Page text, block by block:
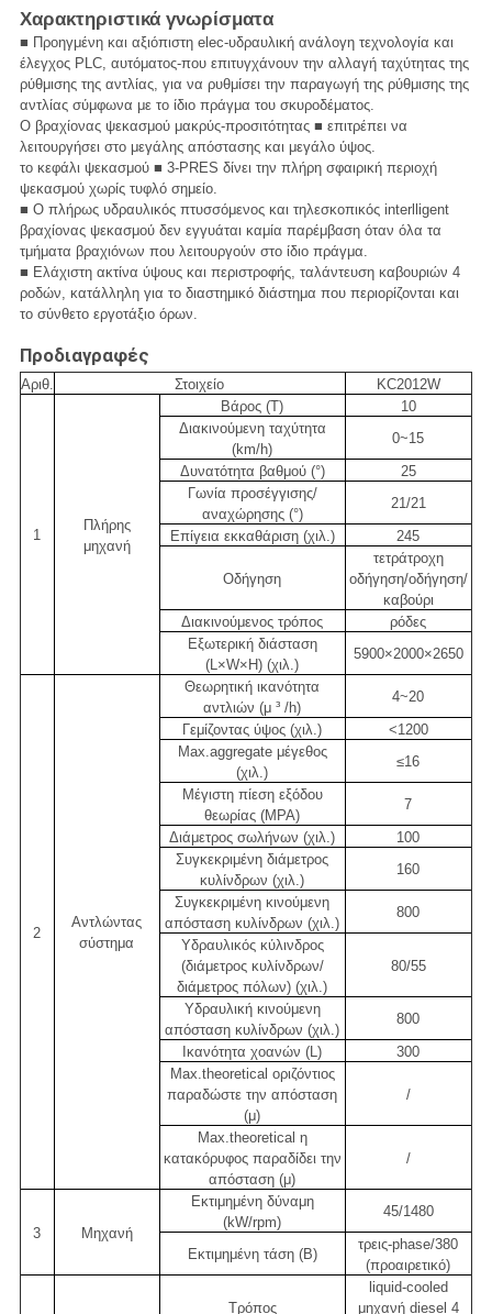
Χαρακτηριστικά γνωρίσματα
■ Προηγμένη και αξιόπιστη elec-υδραυλική ανάλογη τεχνολογία και
έλεγχος PLC, αυτόματος-που επιτυγχάνουν την αλλαγή ταχύτητας της
ρύθμισης της αντλίας, για να ρυθμίσει την παραγωγή της ρύθμισης της
αντλίας σύμφωνα με το ίδιο πράγμα του σκυροδέματος.
Ο βραχίονας ψεκασμού μακρύς-προσιτότητας ■ επιτρέπει να
λειτουργήσει στο μεγάλης απόστασης και μεγάλο ύψος.
το κεφάλι ψεκασμού ■ 3-PRES δίνει την πλήρη σφαιρική περιοχή
ψεκασμού χωρίς τυφλό σημείο.
■ Ο πλήρως υδραυλικός πτυσσόμενος και τηλεσκοπικός interlligent
βραχίονας ψεκασμού δεν εγγυάται καμία παρέμβαση όταν όλα τα
τμήματα βραχιόνων που λειτουργούν στο ίδιο πράγμα.
■ Ελάχιστη ακτίνα ύψους και περιστροφής, ταλάντευση καβουριών 4
ροδών, κατάλληλη για το διαστημικό διάστημα που περιορίζονται και
το σύνθετο εργοτάξιο όρων.
Προδιαγραφές
Αριθ. Στοιχείο KC2012W
1
Πλήρης
μηχανή
Βάρος (Τ)
10
Διακινούμενη ταχύτητα
(km/h)
0~15
Δυνατότητα βαθμού (°)
25
Γωνία προσέγγισης/
αναχώρησης (°)
21/21
Επίγεια εκκαθάριση (χιλ.)
245
Οδήγηση
τετράτροχη
οδήγηση/οδήγηση/
καβούρι
Διακινούμενος τρόπος
ρόδες
Εξωτερική διάσταση
(L×W×H) (χιλ.)
5900×2000×2650
2
Αντλώντας
σύστημα
Θεωρητική ικανότητα
αντλιών (μ ³ /h)
4~20
Γεμίζοντας ύψος (χιλ.)
<1200
Max.aggregate μέγεθος
(χιλ.)
≤16
Μέγιστη πίεση εξόδου
θεωρίας (MPA)
7
Διάμετρος σωλήνων (χιλ.)
100
Συγκεκριμένη διάμετρος
κυλίνδρων (χιλ.)
160
Συγκεκριμένη κινούμενη
απόσταση κυλίνδρων (χιλ.)
800
Υδραυλικός κύλινδρος
(διάμετρος κυλίνδρων/
διάμετρος πόλων) (χιλ.)
80/55
Υδραυλική κινούμενη
απόσταση κυλίνδρων (χιλ.)
800
Ικανότητα χοανών (L)
300
Max.theoretical οριζόντιος
παραδώστε την απόσταση
(μ)
/
Max.theoretical η
κατακόρυφος παραδίδει την
απόσταση (μ)
/
3 Μηχανή
Εκτιμημένη δύναμη
(kW/rpm)
45/1480
Εκτιμημένη τάση (Β)
τρεις-phase/380
(προαιρετικό)
Τρόπος
liquid-cooled
μηχανή diesel 4